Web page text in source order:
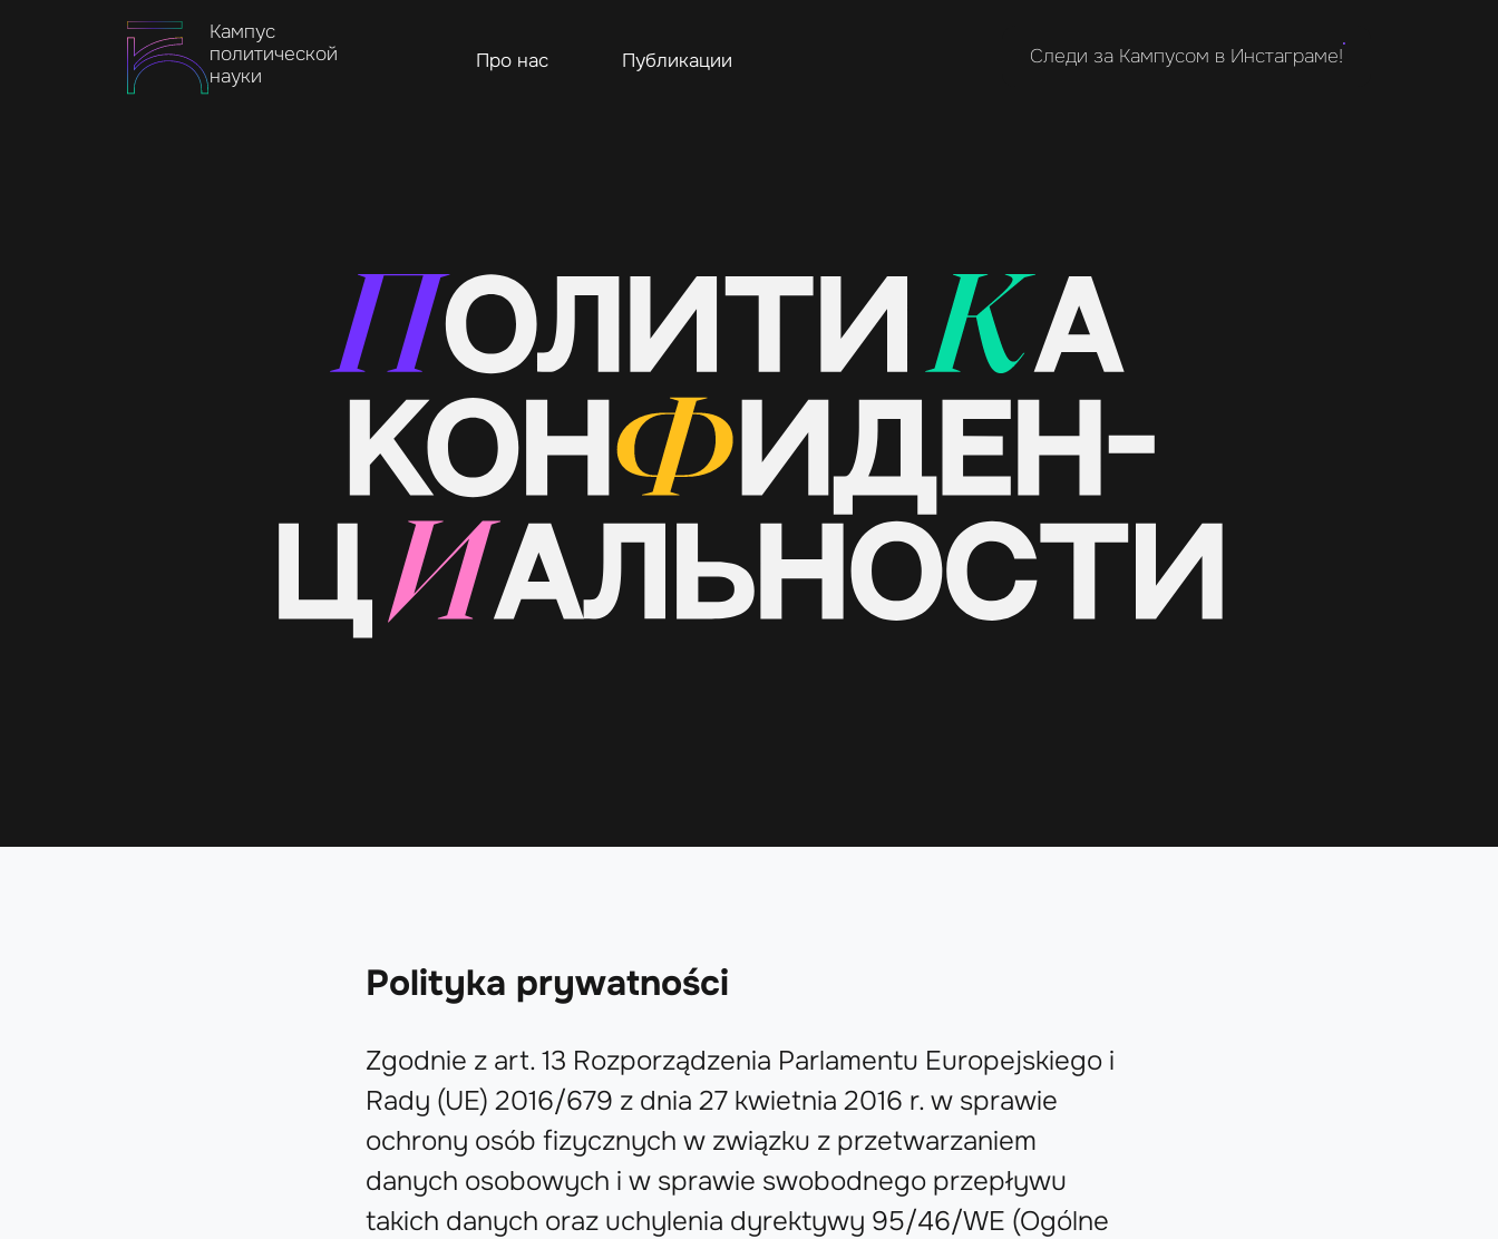
Кампус
политической
науки
Про нас Публикации Следи за Кампусом в Инстаграме!
Polityka prywatności
Zgodnie z art. 13 Rozporządzenia Parlamentu Europejskiego i
Rady (UE) 2016/679 z dnia 27 kwietnia 2016 r. w sprawie
ochrony osób fizycznych w związku z przetwarzaniem
danych osobowych i w sprawie swobodnego przepływu
takich danych oraz uchylenia dyrektywy 95/46/WE (Ogólne